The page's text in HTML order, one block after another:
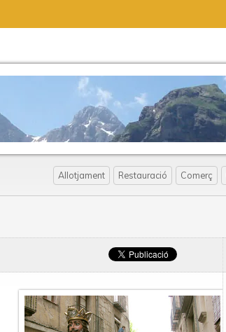
Allotjament Restauració Comerç